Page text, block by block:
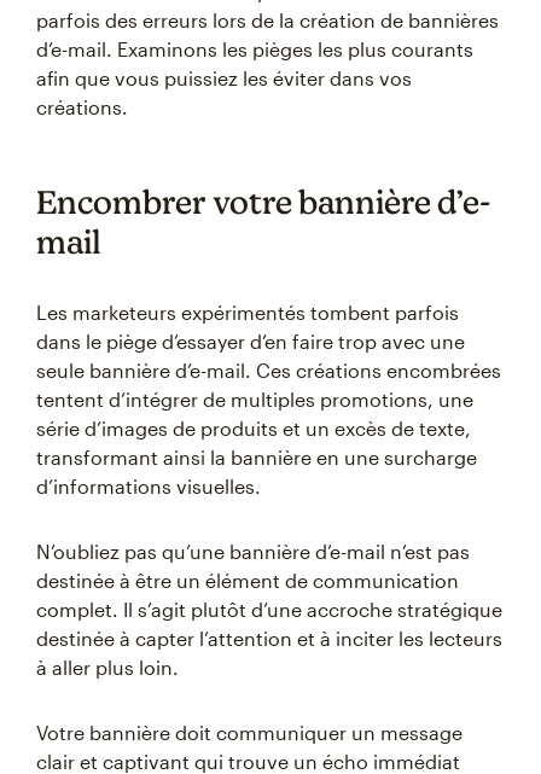
parfois des erreurs lors de la création de bannières
d’e-mail. Examinons les pièges les plus courants
afin que vous puissiez les éviter dans vos
créations.
Encombrer votre bannière d’e-
mail
Les marketeurs expérimentés tombent parfois
dans le piège d’essayer d’en faire trop avec une
seule bannière d’e-mail. Ces créations encombrées
tentent d’intégrer de multiples promotions, une
série d’images de produits et un excès de texte,
transformant ainsi la bannière en une surcharge
d’informations visuelles.
N’oubliez pas qu’une bannière d’e-mail n’est pas
destinée à être un élément de communication
complet. Il s’agit plutôt d’une accroche stratégique
destinée à capter l’attention et à inciter les lecteurs
à aller plus loin.
Votre bannière doit communiquer un message
clair et captivant qui trouve un écho immédiat